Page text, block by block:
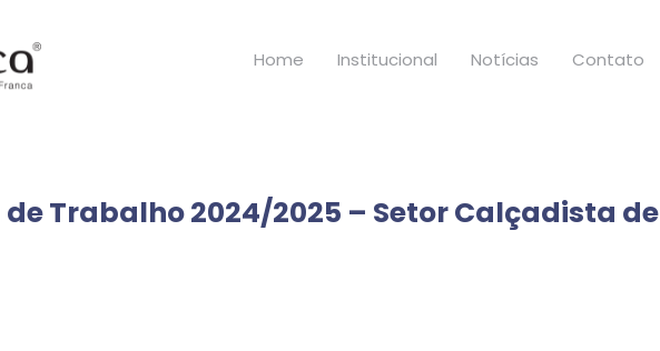
Home Institucional Notícias Contato
Trabalho 2024/2025 – Setor Calçadista de